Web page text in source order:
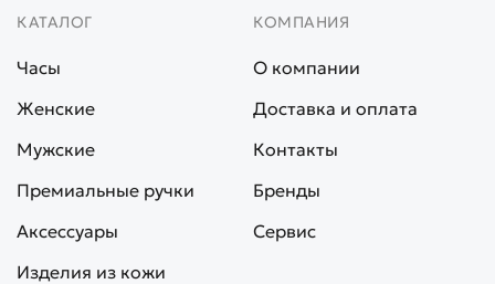
КАТАЛОГ
Часы
Женские
Мужские
Премиальные ручки
Аксессуары
Изделия из кожи
КОМПАНИЯ
О компании
Доставка и оплата
Контакты
Бренды
Сервис